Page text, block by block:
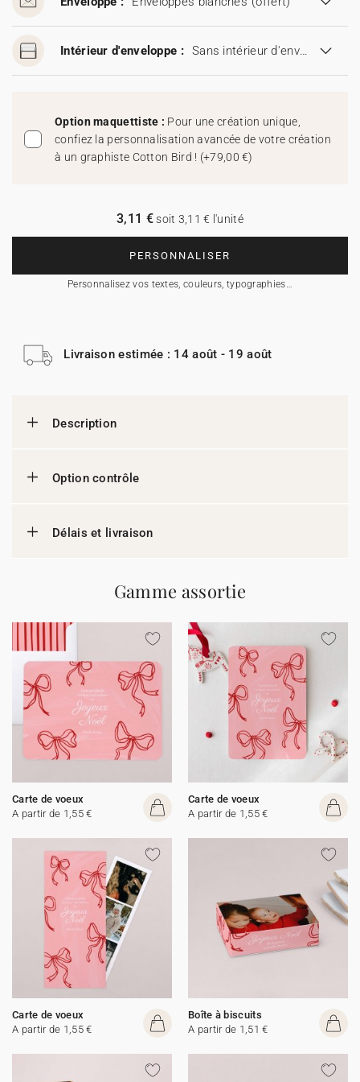
Intérieur d'enveloppe : Sans intérieur d'enveloppe
Option maquettiste : Pour une création unique,
confiez la personnalisation avancée de votre création
à un graphiste Cotton Bird ! (+79,00 €)
PERSONNALISER
Personnalisez vos textes, couleurs, typographies…
3,11 €soit 3,11 € l'unité
Livraison estimée : 14 août - 19 août
Description
Option contrôle
Délais et livraison
Gamme assortie
Carte de voeux
A partir de 1,55 €
Carte de voeux
A partir de 1,55 €
Carte de voeux
A partir de 1,55 €
Boîte à biscuits
A partir de 1,51 €